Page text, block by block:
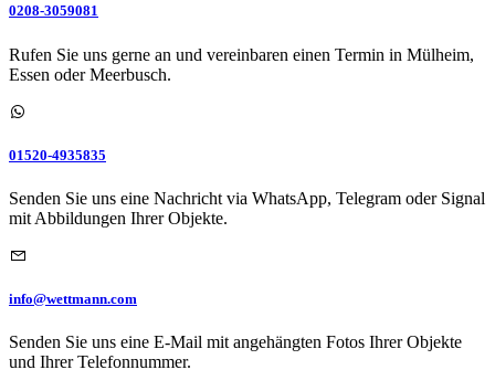
0208-3059081
Rufen Sie uns gerne an und vereinbaren einen Termin in Mülheim,
Essen oder Meerbusch.
01520-4935835
Senden Sie uns eine Nachricht via WhatsApp, Telegram oder Signal
mit Abbildungen Ihrer Objekte.
info@wettmann.com
Senden Sie uns eine E-Mail mit angehängten Fotos Ihrer Objekte
und Ihrer Telefonnummer.